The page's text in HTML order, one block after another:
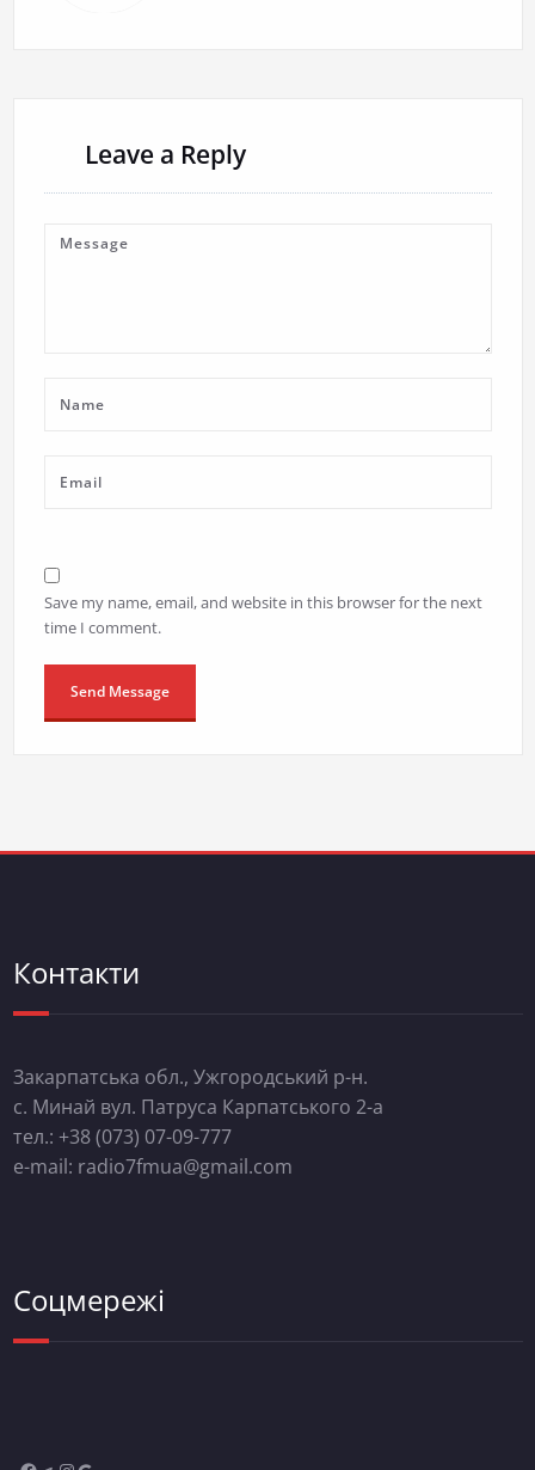
Leave a Reply
Save my name, email, and website in this browser for the next
time I comment.
Контакти
Закарпатська обл., Ужгородський р-н.
с. Минай вул. Патруса Карпатського 2-а
тел.: +38 (073) 07-09-777
e-mail: radio7fmua@gmail.com
Соцмережі